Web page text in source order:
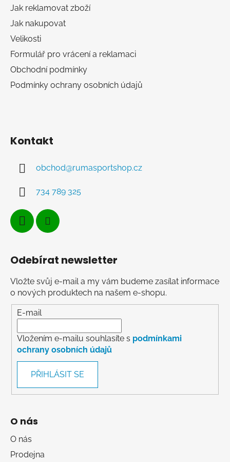
y
v
p
Jak reklamovat zboží
Jak nakupovat
Velikosti
Formulář pro vrácení a reklamaci
Obchodní podmínky
Podmínky ochrany osobních údajů
Kontakt
obchod@rumasportshop.cz
734 789 325
Odebírat newsletter
Vložte svůj e-mail a my vám budeme zasílat informace
o nových produktech na našem e-shopu.
E-mail
Vložením e-mailu souhlasíte s podmínkami
ochrany osobních údajů
PŘIHLÁSIT SE
O nás
O nás
Prodejna